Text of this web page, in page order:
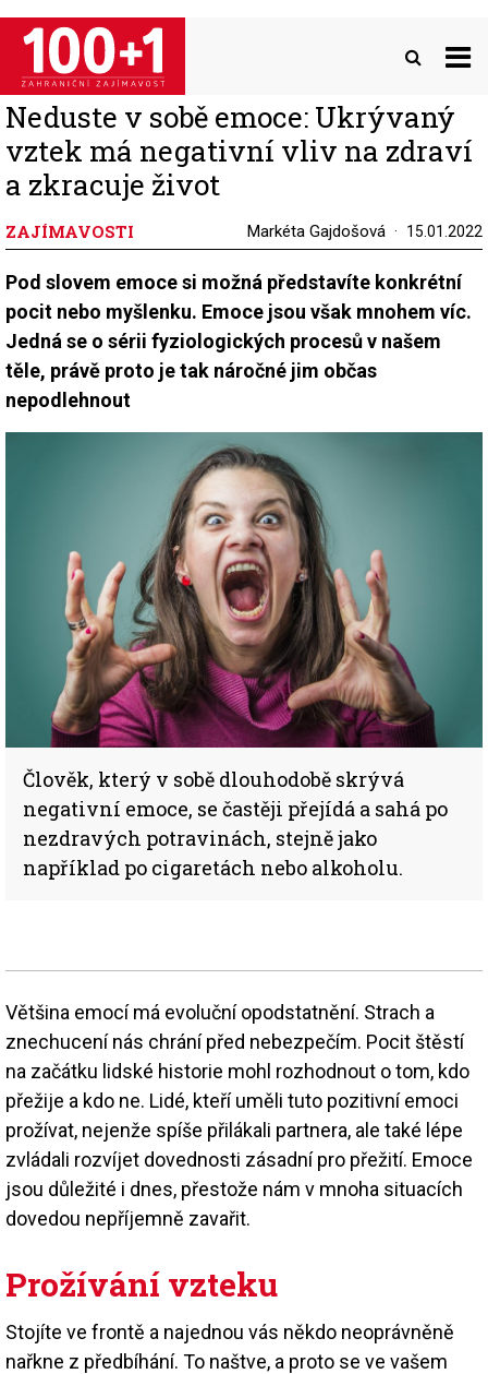
Přejít
hlavnímu
obsahu
Neduste v sobě emoce: Ukrývaný
vztek má negativní vliv na zdraví
a zkracuje život
ZAJÍMAVOSTI Markéta Gajdošová 15.01.2022
Pod slovem emoce si možná představíte konkrétní
pocit nebo myšlenku. Emoce jsou však mnohem víc.
Jedná se o sérii fyziologických procesů v našem
těle, právě proto je tak náročné jim občas
nepodlehnout
Člověk, který v sobě dlouhodobě skrývá
negativní emoce, se častěji přejídá a sahá po
nezdravých potravinách, stejně jako
například po cigaretách nebo alkoholu.
Většina emocí má evoluční opodstatnění. Strach a
znechucení nás chrání před nebezpečím. Pocit štěstí
na začátku lidské historie mohl rozhodnout o tom, kdo
přežije a kdo ne. Lidé, kteří uměli tuto pozitivní emoci
prožívat, nejenže spíše přilákali partnera, ale také lépe
zvládali rozvíjet dovednosti zásadní pro přežití. Emoce
jsou důležité i dnes, přestože nám v mnoha situacích
dovedou nepříjemně zavařit.
Prožívání vzteku
Stojíte ve frontě a najednou vás někdo neoprávněně
nařkne z předbíhání. To naštve, a proto se ve vašem